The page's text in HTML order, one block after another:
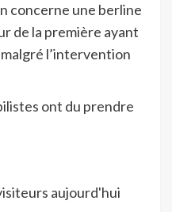
concerne une berline
de la première ayant
l’intervention
ont du prendre
aujourd'hui